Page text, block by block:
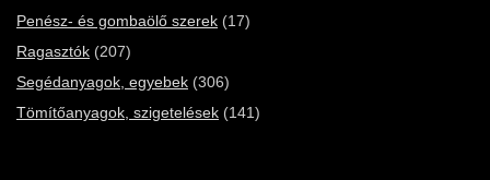
Penész- és gombaölő szerek (17)
Ragasztók (207)
Segédanyagok, egyebek (306)
Tömítőanyagok, szigetelések (141)